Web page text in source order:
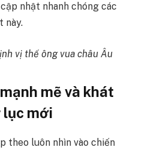
nhật nhanh chóng các
này.
vị thế ông vua châu Âu
mẽ và khát
mới
theo luôn nhìn vào chiến